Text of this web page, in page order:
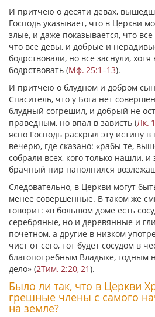
И притчею о десяти девах,
Господь указывает, что в Церкви
злые, и даже показывается, что
что все девы, и добрые и
бодрствовали, но все заснули,
бодрствовать (Мф. 25:1–13).
И притчею о блудном и добром
Спаситель, что у Бога нет
блудный согрешил, и добрый не
праведным, но впал в зависть (Лк.
ясно Господь раскрыл эту истину
вечерю, где сказано: «рабы те,
собрали всех, кого только нашли,
брачный пир наполнился
Следовательно, в Церкви могут
менее совершенные. В таком же
говорит: «в большом доме есть
серебряные, но и деревянные и
почетном, а другие в низком
чист от сего, тот будет сосудом в
благопотребным Владыке, годным
дело» (2Тим. 2:20, 21).
Было ли так, что в Церкви
грешные члены с самого
на земле?